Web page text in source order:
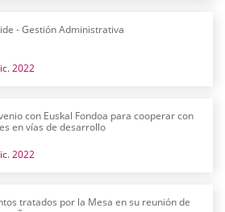
- Gestión Administrativa
2022
con Euskal Fondoa para cooperar con
en vías de desarrollo
2022
tratados por la Mesa en su reunión de